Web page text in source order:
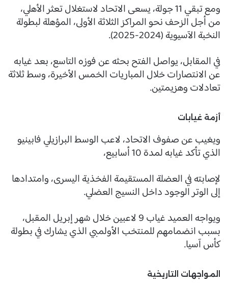
ومع تبقي 11 جولة، يسعى الاتحاد لاستغلال تعثر الأهلي،
من أجل الزحف نحو المراكز الثلاثة الأولى، المؤهلة لبطولة
النخبة الآسيوية (2024-2025).
في المقابل، يواصل الفتح بحثه عن فوزه التاسع، بعد غيابه
عن الانتصارات خلال المباريات الخمس الأخيرة، وسط ثلاثة
تعادلات وهزيمتين.
أزمة غيابات
ويغيب عن صفوف الاتحاد، لاعب الوسط البرازيلي فابينيو
الذي تأكد غيابه لمدة 10 أسابيع،
لإصابته في العضلة المستقيمة الفخذية اليسرى، وامتدادها
إلى الوتر الوجود داخل النسيج العضلي.
ويواجه العميد غياب 9 لاعبين خلال شهر إبريل المقبل،
بسبب انضمامهم للمنتخب الأولمبي الذي يشارك في بطولة
كأس آسيا.
المواجهات التاريخية